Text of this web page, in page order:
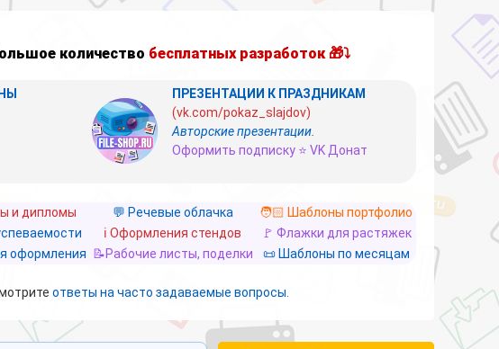
количество бесплатных разработок 🎁⤵
ПРЕЗЕНТАЦИИ К ПРАЗДНИКАМ
(vk.com/pokaz_slajdov)
Авторские презентации.
Оформить подписку ⭐ VK Донат
и дипломы 💬 Речевые облачка
🧑🏻 Шаблоны портфолио
ℹ️ Оформления стендов
🚩 Флажки для растяжек
оформления 📝Рабочие листы, поделки 📜 Шаблоны по месяцам
ответы на часто задаваемые вопросы.